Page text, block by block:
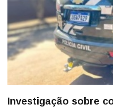
Investigação sobre